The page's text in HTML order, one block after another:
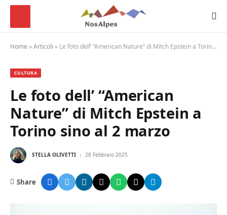
Home »Articoli » Le foto dell’ “American Nature” di Mitch Epstein a Torino sino al 2 marzo
CULTURA
Le foto dell’ “American
Nature” di Mitch Epstein a
Torino sino al 2 marzo
STELLA OLIVETTI 28 Febbraio 2025
Share